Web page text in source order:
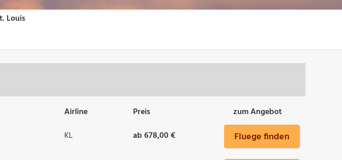
Airline Preis
zum Angebot
KL ab 678,00 € Fluege finden